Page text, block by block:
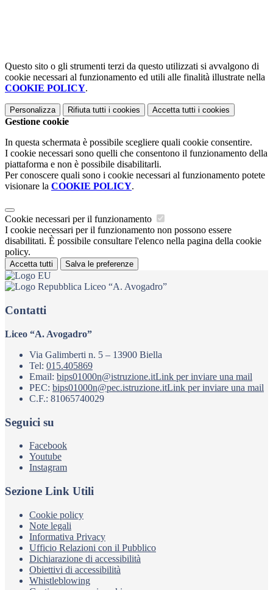
Questo sito o gli strumenti terzi da questo utilizzati si avvalgono di
cookie necessari al funzionamento ed utili alle finalità illustrate nella
COOKIE POLICY.
Personalizza Rifiuta tutti i cookies Accetta tutti i cookies
Gestione cookie
In questa schermata è possibile scegliere quali cookie consentire.
I cookie necessari sono quelli che consentono il funzionamento della
piattaforma e non è possibile disabilitarli.
Per conoscere quali sono i cookie necessari al funzionamento potete
visionare la COOKIE POLICY.
Cookie necessari per il funzionamento
I cookie necessari per il funzionamento non possono essere
disabilitati. È possibile consultare l'elenco nella pagina della cookie
policy.
Accetta tutti Salva le preferenze
Liceo “A. Avogadro”
Contatti
Liceo “A. Avogadro”
Via Galimberti n. 5 – 13900 Biella
Tel: 015.405869
Email: bips01000n@istruzione.itLink per inviare una mail
PEC: bips01000n@pec.istruzione.itLink per inviare una mail
C.F.: 81065740029
Seguici su
Facebook
Youtube
Instagram
Sezione Link Utili
Cookie policy
Note legali
Informativa Privacy
Ufficio Relazioni con il Pubblico
Dichiarazione di accessibilità
Obiettivi di accessibilità
Whistleblowing